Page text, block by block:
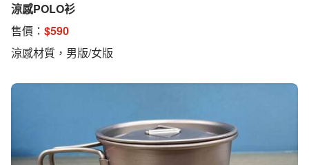
涼感POLO衫
售價： $590
涼感材質，男版/女版